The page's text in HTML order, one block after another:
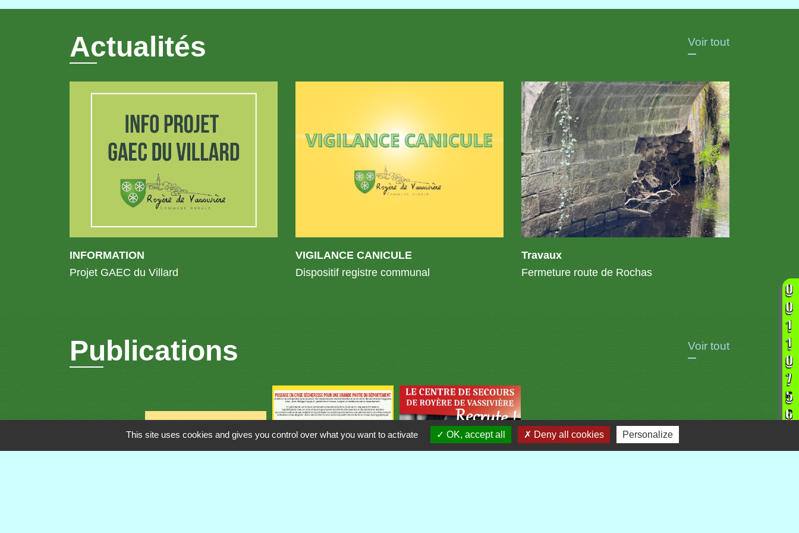
Actualités Voir tout
INFORMATION
Projet GAEC du Villard
VIGILANCE CANICULE
Dispositif registre communal
Travaux
Fermeture route de Rochas
Publications Voir tout
This site uses cookies and gives you control over what you want to activate OK, accept all Deny all cookies Personalize